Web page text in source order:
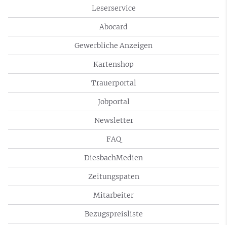
Leserservice
Abocard
Gewerbliche Anzeigen
Kartenshop
Trauerportal
Jobportal
Newsletter
FAQ
DiesbachMedien
Zeitungspaten
Mitarbeiter
Bezugspreisliste